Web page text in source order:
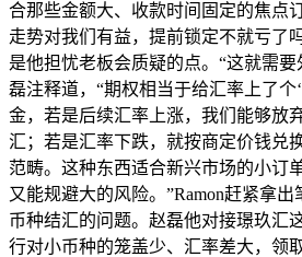
合那些金额大、收款时间固定的焦点
走势对我们有益，提前锁定不就亏了
是他担忧老板会质疑的点。“这就需
磊注释道，“期权相当于给汇率上了个
金，若是后续汇率上涨，我们能够放
汇；若是汇率下跌，就按商定价钱兑
范畴。这种东西适合新兴市场的小订
又能规避大的风险。”Ramon赶紧拿
币种结汇的问题。赵磊他对接璟玖汇
行对小币种的笼盖少、汇率差大，领